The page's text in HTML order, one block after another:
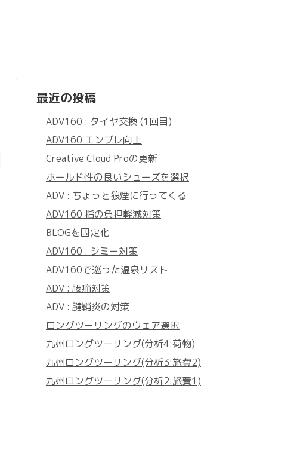
最近の投稿
ADV160 : タイヤ交換 (1回目)
ADV160 エンブレ向上
Creative Cloud Proの更新
ホールド性の良いシューズを選択
ADV : ちょっと狼煙に行ってくる
ADV160 指の負担軽減対策
BLOGを固定化
ADV160 : シミー対策
ADV160で巡った温泉リスト
ADV : 腰痛対策
ADV : 腱鞘炎の対策
ロングツーリングのウェア選択
九州ロングツーリング(分析4:荷物)
九州ロングツーリング(分析3:旅費2)
九州ロングツーリング(分析2:旅費1)